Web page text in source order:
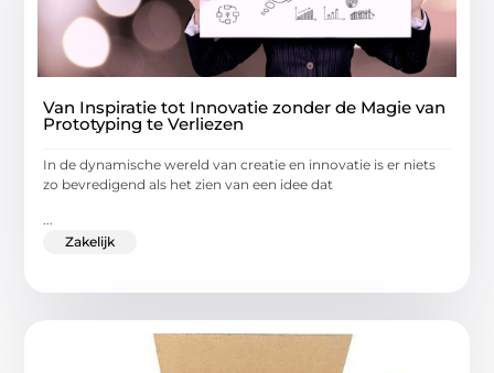
Van Inspiratie tot Innovatie zonder de Magie van
Prototyping te Verliezen
In de dynamische wereld van creatie en innovatie is er niets
zo bevredigend als het zien van een idee dat
...
Zakelijk